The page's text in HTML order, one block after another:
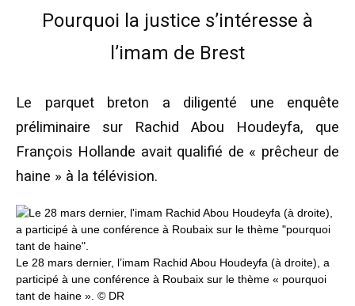
Pourquoi la justice s’intéresse à
l’imam de Brest
Le parquet breton a diligenté une enquête
préliminaire sur Rachid Abou Houdeyfa, que
François Hollande avait qualifié de « prêcheur de
haine » à la télévision.
Le 28 mars dernier, l’imam Rachid Abou Houdeyfa (à droite), a
participé à une conférence à Roubaix sur le thème « pourquoi
tant de haine ». © DR